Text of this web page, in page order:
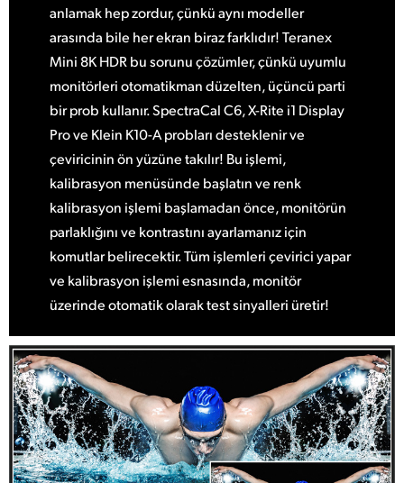
anlamak hep zordur, çünkü aynı modeller
arasında bile her ekran biraz farklıdır! Teranex
Mini 8K HDR bu sorunu çözümler, çünkü uyumlu
monitörleri otomatikman düzelten, üçüncü parti
bir prob kullanır. SpectraCal C6, X-Rite i1 Display
Pro ve Klein K10-A probları desteklenir ve
çeviricinin ön yüzüne takılır! Bu işlemi,
kalibrasyon menüsünde başlatın ve renk
kalibrasyon işlemi başlamadan önce, monitörün
parlaklığını ve kontrastını ayarlamanız için
komutlar belirecektir. Tüm işlemleri çevirici yapar
ve kalibrasyon işlemi esnasında, monitör
üzerinde otomatik olarak test sinyalleri üretir!